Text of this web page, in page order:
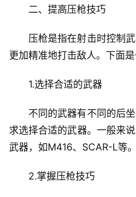
二、提高压枪技巧
压枪是指在射击时控制
更加精准地打击敌人。下面
1.选择合适的武器
不同的武器有不同的后
求选择合适的武器。一般来
武器，如M416、SCAR-L等。
2.掌握压枪技巧